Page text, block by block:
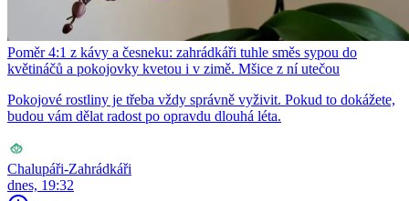
Poměr 4:1 z kávy a česneku: zahrádkáři tuhle směs sypou do
květináčů a pokojovky kvetou i v zimě. Mšice z ní utečou
Pokojové rostliny je třeba vždy správně vyživit. Pokud to dokážete,
budou vám dělat radost po opravdu dlouhá léta.
Chalupáři-Zahrádkáři
dnes, 19:32